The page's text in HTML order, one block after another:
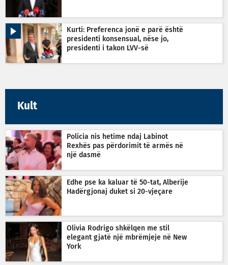
Kurti: Preferenca jonë e parë është
presidenti konsensual, nëse jo,
presidenti i takon LVV-së
Kult
Policia nis hetime ndaj Labinot
Rexhës pas përdorimit të armës në
një dasmë
Edhe pse ka kaluar të 50-tat, Alberije
Hadërgjonaj duket si 20-vjeçare
Olivia Rodrigo shkëlqen me stil
elegant gjatë një mbrëmjeje në New
York